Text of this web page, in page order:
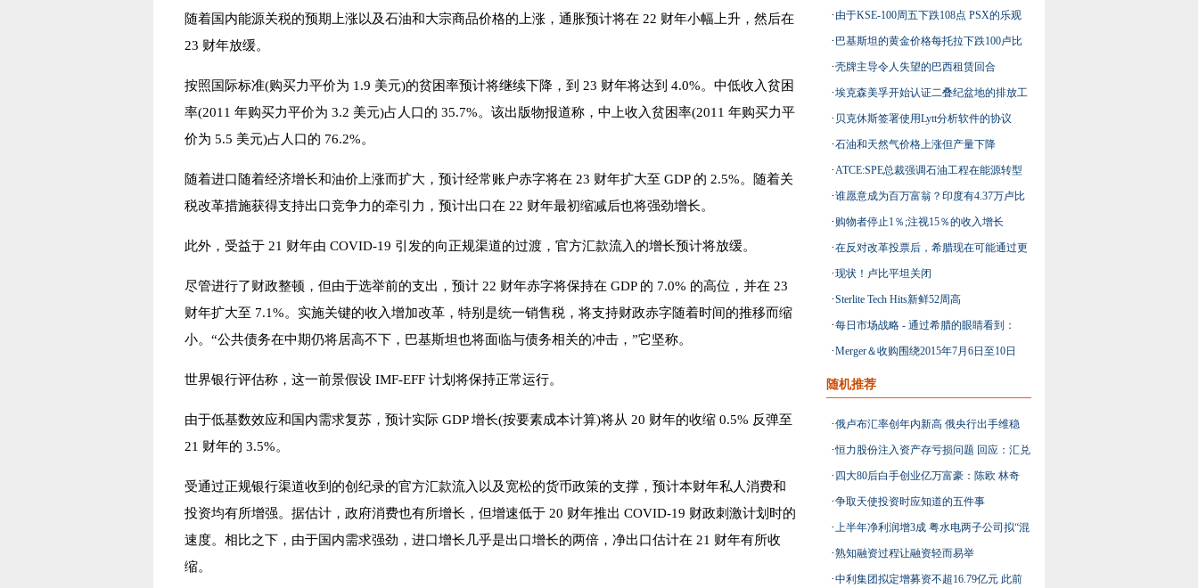
随着国内能源关税的预期上涨以及石油和大宗商品价格的上涨，通胀预计将在 22 财年小幅上升，然后在
23 财年放缓。
按照国际标准(购买力平价为 1.9 美元)的贫困率预计将继续下降，到 23 财年将达到 4.0%。中低收入贫困
率(2011 年购买力平价为 3.2 美元)占人口的 35.7%。该出版物报道称，中上收入贫困率(2011 年购买力平
价为 5.5 美元)占人口的 76.2%。
随着进口随着经济增长和油价上涨而扩大，预计经常账户赤字将在 23 财年扩大至 GDP 的 2.5%。随着关
税改革措施获得支持出口竞争力的牵引力，预计出口在 22 财年最初缩减后也将强劲增长。
此外，受益于 21 财年由 COVID-19 引发的向正规渠道的过渡，官方汇款流入的增长预计将放缓。
尽管进行了财政整顿，但由于选举前的支出，预计 22 财年赤字将保持在 GDP 的 7.0% 的高位，并在 23
财年扩大至 7.1%。实施关键的收入增加改革，特别是统一销售税，将支持财政赤字随着时间的推移而缩
小。“公共债务在中期仍将居高不下，巴基斯坦也将面临与债务相关的冲击，”它坚称。
世界银行评估称，这一前景假设 IMF-EFF 计划将保持正常运行。
由于低基数效应和国内需求复苏，预计实际 GDP 增长(按要素成本计算)将从 20 财年的收缩 0.5% 反弹至
21 财年的 3.5%。
受通过正规银行渠道收到的创纪录的官方汇款流入以及宽松的货币政策的支撑，预计本财年私人消费和
投资均有所增强。据估计，政府消费也有所增长，但增速低于 20 财年推出 COVID-19 财政刺激计划时的
速度。相比之下，由于国内需求强劲，进口增长几乎是出口增长的两倍，净出口估计在 21 财年有所收
缩。
元
· 由于KSE-100周五下跌108点 PSX的乐观
情绪被证明是短暂的
· 巴基斯坦的黄金价格每托拉下跌100卢比
·壳牌主导令人失望的巴西租赁回合
·埃克森美孚开始认证二叠纪盆地的排放工
作
· 贝克休斯签署使用Lytt分析软件的协议
·石油和天然气价格上涨但产量下降
·ATCE:SPE总裁强调石油工程在能源转型
中的关键作用
·谁愿意成为百万富翁？印度有4.37万卢比
· 购物者停止1％;注视15％的收入增长
·在反对改革投票后，希腊现在可能通过更
强大的救援包
·现状！卢比平坦关闭
·Sterlite Tech Hits新鲜52周高
·每日市场战略 - 通过希腊的眼睛看到：
Sensex的平面开始，漂亮
·Merger＆收购围绕2015年7月6日至10日
随机推荐
·俄卢布汇率创年内新高 俄央行出手维稳
·恒力股份注入资产存亏损问题 回应：汇兑
损失致利润下降
· 四大80后白手创业亿万富豪：陈欧 林奇
王麒诚 李想
·争取天使投资时应知道的五件事
·上半年净利润增3成 粤水电两子公司拟“混
改”
·熟知融资过程让融资轻而易举
·中利集团拟定增募资不超16.79亿元 此前